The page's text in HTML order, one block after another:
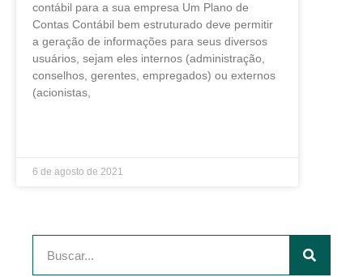
contábil para a sua empresa Um Plano de
Contas Contábil bem estruturado deve permitir
a geração de informações para seus diversos
usuários, sejam eles internos (administração,
conselhos, gerentes, empregados) ou externos
(acionistas,
6 de agosto de 2021